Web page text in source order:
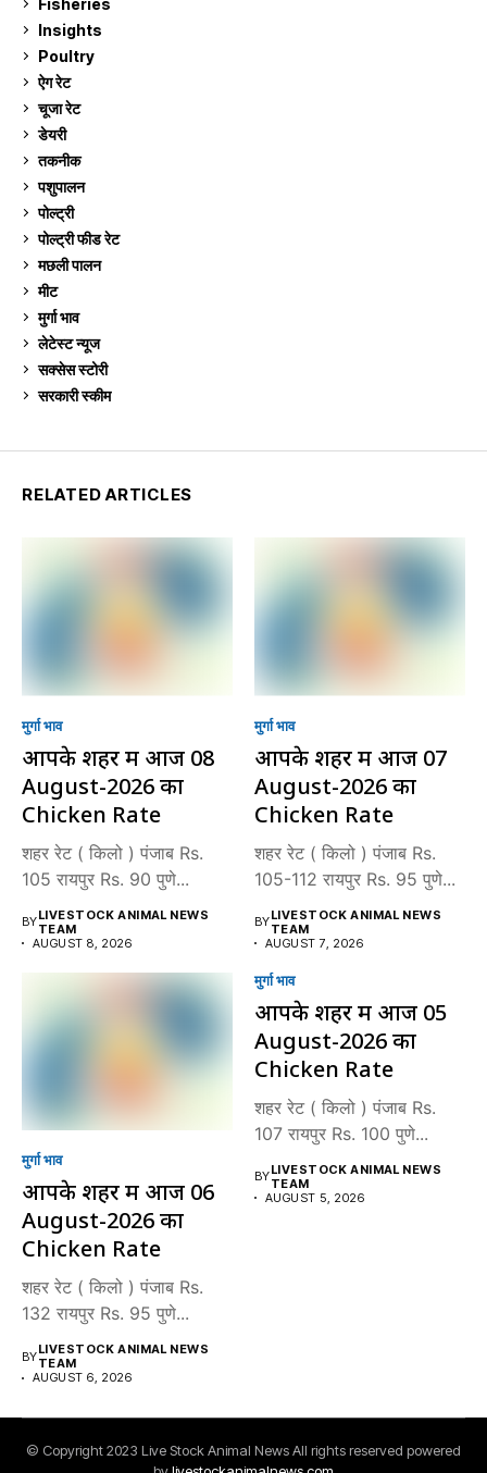
Insights
Poultry
ऐग रेट
चूजा रेट
डेयरी
तकनीक
पशुपालन
पोल्ट्री
पोल्ट्री फीड रेट
मछली पालन
मीट
मुर्गा भाव
लेटेस्ट न्यूज
सक्सेस स्टो‍री
सरकारी स्की‍म
RELATED ARTICLES
मुर्गा भाव
आपके शहर में आज 08
August-2026 का
Chicken Rate
शहर रेट ( किलो ) पंजाब Rs.
105 रायपुर Rs. 90 पुणे...
BYLIVESTOCK ANIMAL NEWS
TEAM
AUGUST 8, 2026
मुर्गा भाव
आपके शहर में आज 07
August-2026 का
Chicken Rate
शहर रेट ( किलो ) पंजाब Rs.
105-112 रायपुर Rs. 95 पुणे...
BYLIVESTOCK ANIMAL NEWS
TEAM
AUGUST 7, 2026
मुर्गा भाव
आपके शहर में आज 06
August-2026 का
Chicken Rate
शहर रेट ( किलो ) पंजाब Rs.
132 रायपुर Rs. 95 पुणे...
BYLIVESTOCK ANIMAL NEWS
TEAM
AUGUST 6, 2026
मुर्गा भाव
आपके शहर में आज 05
August-2026 का
Chicken Rate
शहर रेट ( किलो ) पंजाब Rs.
107 रायपुर Rs. 100 पुणे...
BYLIVESTOCK ANIMAL NEWS
TEAM
AUGUST 5, 2026
© Copyright 2023 Live Stock Animal News All rights reserved powered